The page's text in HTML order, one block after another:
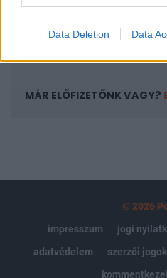
Data Deletion Data
kötéslistái
MÁR ELŐFIZETŐNK VAGY?
© 2026
impresszum
jogi
adatvédelem
szerzői jogok